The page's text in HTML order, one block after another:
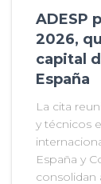
ADESP
2026,
capital
España
La cita
y técnicos
España y
consolidan